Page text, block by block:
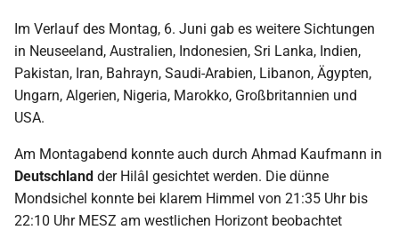
Im Verlauf des Montag, 6. Juni gab es weitere Sichtungen
in Neuseeland, Australien, Indonesien, Sri Lanka, Indien,
Pakistan, Iran, Bahrayn, Saudi-Arabien, Libanon, Ägypten,
Ungarn, Algerien, Nigeria, Marokko, Großbritannien und
USA.
Am Montagabend konnte auch durch Ahmad Kaufmann in
Deutschland der Hilâl gesichtet werden. Die dünne
Mondsichel konnte bei klarem Himmel von 21:35 Uhr bis
22:10 Uhr MESZ am westlichen Horizont beobachtet